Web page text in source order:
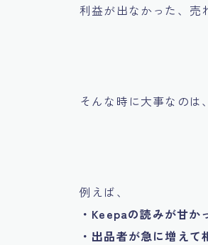
利益が出なかった、売
そんな時に大事なのは
例えば、
・Keepaの読みが甘か
・出品者が急に増えて